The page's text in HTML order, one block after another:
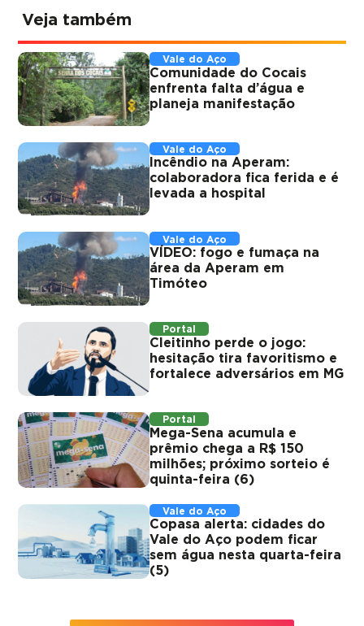
Veja também
Vale do Aço
Comunidade do Cocais
enfrenta falta d’água e
planeja manifestação
Vale do Aço
Incêndio na Aperam:
colaboradora fica ferida e é
levada a hospital
Vale do Aço
VÍDEO: fogo e fumaça na
área da Aperam em
Timóteo
Portal
Cleitinho perde o jogo:
hesitação tira favoritismo e
fortalece adversários em MG
Portal
Mega-Sena acumula e
prêmio chega a R$ 150
milhões; próximo sorteio é
quinta-feira (6)
Vale do Aço
Copasa alerta: cidades do
Vale do Aço podem ficar
sem água nesta quarta-feira
(5)